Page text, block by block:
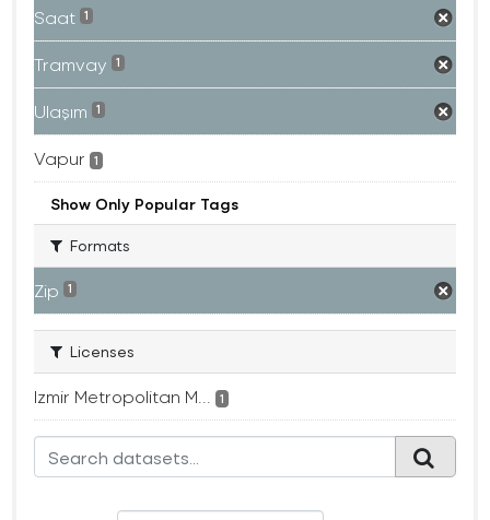
Saat 1
Tramvay 1
Ulaşım 1
Vapur 1
Show Only Popular Tags
Formats
Zip 1
Licenses
Izmir Metropolitan M... 1